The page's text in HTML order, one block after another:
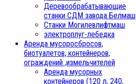
Деревообрабатывающие
станки СДМ завода Белмаш
Станки Могилевлифтмаш
электроплуг-лебедка
Аренда мусоросбросов,
биотуалетов, контейнеров,
ограждений ,измельчителей
Аренда мусорных
контейнеров (120 л, 240,